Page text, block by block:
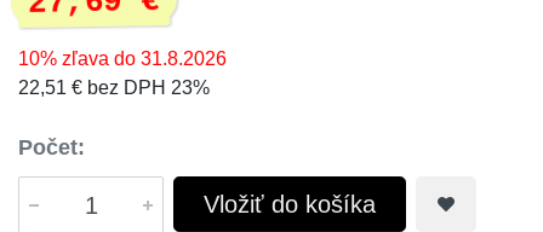
10% zľava do 31.8.2026
22,51 € bez DPH 23%
Počet:
Vložiť do košíka